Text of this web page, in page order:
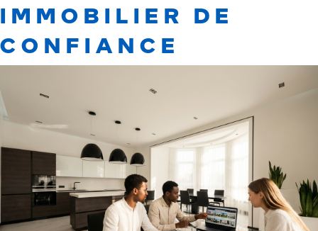
IMMOBILIER DE
CONFIANCE